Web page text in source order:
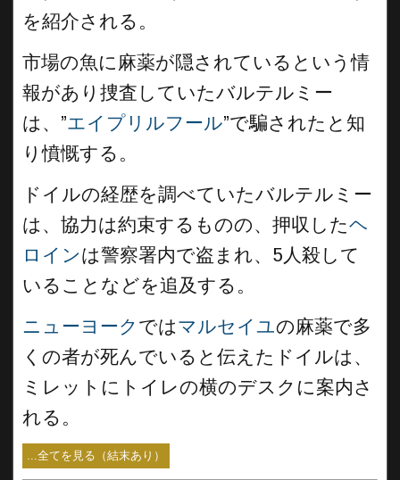
を紹介される。
市場の魚に麻薬が隠されているという情
報があり捜査していたバルテルミー
は、”エイプリルフール”で騙されたと知
り憤慨する。
ドイルの経歴を調べていたバルテルミー
は、協力は約束するものの、押収したヘ
ロインは警察署内で盗まれ、5人殺して
いることなどを追及する。
ニューヨーク ではマルセイユの麻薬で多
くの者が死んでいると伝えたドイルは、
ミレットにトイレの横のデスクに案内さ
れる。
...全てを見る（結末あり）